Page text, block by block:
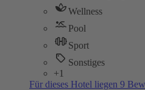
Wellness
Pool
Sport
Sonstiges
+1
Für dieses Hotel liegen 9